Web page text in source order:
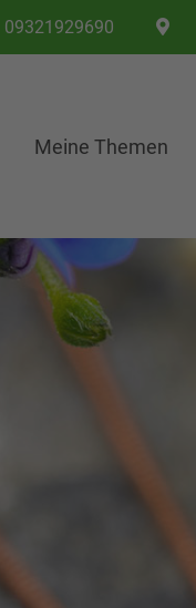
09321929690
Meine Themen